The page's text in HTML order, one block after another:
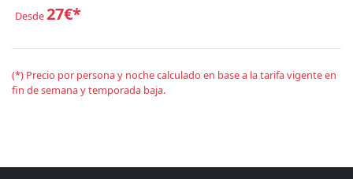
Desde27€*
(*) Precio por persona y noche calculado en base a la tarifa vigente en
fin de semana y temporada baja.